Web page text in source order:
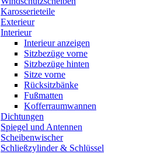
Karosserieteile
Exterieur
Interieur
Interieur anzeigen
Sitzbezüge vorne
Sitzbezüge hinten
Sitze vorne
Rücksitzbänke
Fußmatten
Kofferraumwannen
Dichtungen
Spiegel und Antennen
Scheibenwischer
Schließzylinder & Schlüssel